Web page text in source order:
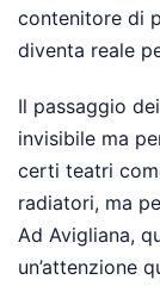
contenitore di
diventa reale
Il passaggio
invisibile ma
certi teatri
radiatori, ma
Ad Avigliana,
un’attenzione